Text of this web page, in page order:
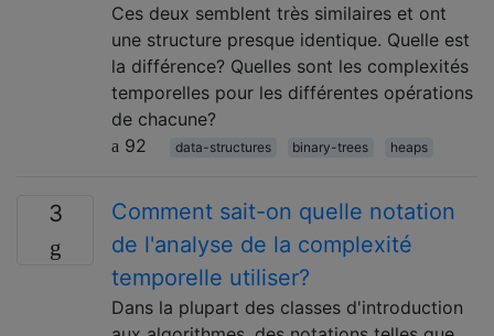
Ces deux semblent très similaires et ont
une structure presque identique. Quelle est
la différence? Quelles sont les complexités
temporelles pour les différentes opérations
de chacune?
92
data-structures binary-trees heaps
3
Comment sait-on quelle notation
de l'analyse de la complexité
temporelle utiliser?
Dans la plupart des classes d'introduction